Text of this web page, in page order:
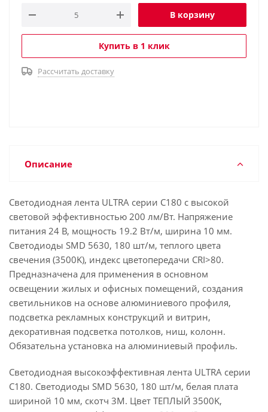
В корзину
Купить в 1 клик
Рассчитать доставку
Описание
Светодиодная лента ULTRA серии C180 с высокой
световой эффективностью 200 лм/Вт. Напряжение
питания 24 В, мощность 19.2 Вт/м, ширина 10 мм.
Светодиоды SMD 5630, 180 шт/м, теплого цвета
свечения (3500K), индекс цветопередачи CRI>80.
Предназначена для применения в основном
освещении жилых и офисных помещений, создания
светильников на основе алюминиевого профиля,
подсветка рекламных конструкций и витрин,
декоративная подсветка потолков, ниш, колонн.
Обязательна установка на алюминиевый профиль.
Светодиодная высокоэффективная лента ULTRA серии
C180. Светодиоды SMD 5630, 180 шт/м, белая плата
шириной 10 мм, скотч 3M. Цвет ТЕПЛЫЙ 3500K,